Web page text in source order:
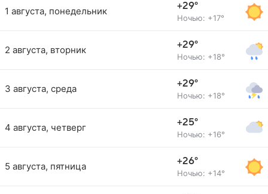
1 августа, понедельник +29°
Ночью: +17°
2 августа, вторник +29°
Ночью: +18°
3 августа, среда +29°
Ночью: +18°
4 августа, четверг +25°
Ночью: +16°
5 августа, пятница +26°
Ночью: +14°